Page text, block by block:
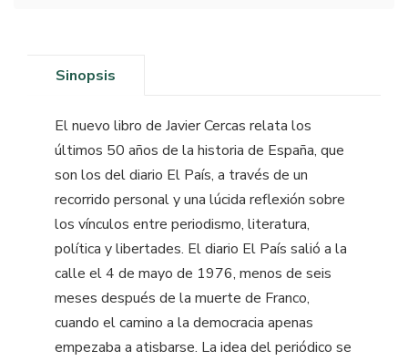
Sinopsis
El nuevo libro de Javier Cercas relata los
últimos 50 años de la historia de España, que
son los del diario El País, a través de un
recorrido personal y una lúcida reflexión sobre
los vínculos entre periodismo, literatura,
política y libertades. El diario El País salió a la
calle el 4 de mayo de 1976, menos de seis
meses después de la muerte de Franco,
cuando el camino a la democracia apenas
empezaba a atisbarse. La idea del periódico se